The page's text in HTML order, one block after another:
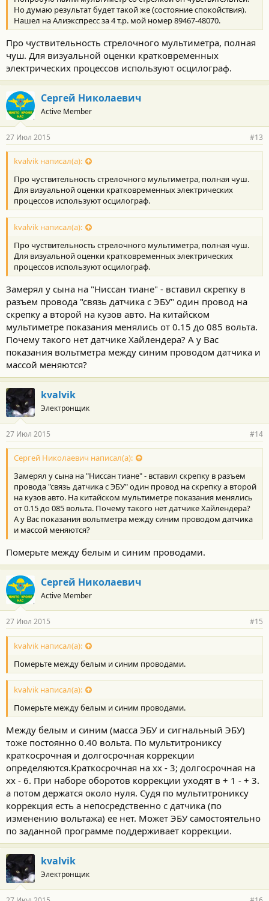
Но думаю результат будет такой же (состояние спокойствия).
Нашел на Алиэкспресс за 4 т.р. мой номер 89467-48070.
Про чуствительность стрелочного мультиметра, полная
чуш. Для визуальной оценки кратковременных
электрических процессов используют осцилограф.
Сергей Николаевич
Active Member
27 Июл 2015 #13
kvalvik написал(а):
Про чуствительность стрелочного мультиметра, полная чуш.
Для визуальной оценки кратковременных электрических
процессов используют осцилограф.
kvalvik написал(а):
Про чуствительность стрелочного мультиметра, полная чуш.
Для визуальной оценки кратковременных электрических
процессов используют осцилограф.
Замерял у сына на "Ниссан тиане" - вставил скрепку в
разъем провода "связь датчика с ЭБУ" один провод на
скрепку а второй на кузов авто. На китайском
мультиметре показания менялись от 0.15 до 085 вольта.
Почему такого нет датчике Хайлендера? А у Вас
показания вольтметра между синим проводом датчика и
массой меняются?
kvalvik
Электронщик
27 Июл 2015 #14
Сергей Николаевич написал(а):
Замерял у сына на "Ниссан тиане" - вставил скрепку в разъем
провода "связь датчика с ЭБУ" один провод на скрепку а второй
на кузов авто. На китайском мультиметре показания менялись
от 0.15 до 085 вольта. Почему такого нет датчике Хайлендера?
А у Вас показания вольтметра между синим проводом датчика
и массой меняются?
Померьте между белым и синим проводами.
Сергей Николаевич
Active Member
27 Июл 2015 #15
kvalvik написал(а):
Померьте между белым и синим проводами.
kvalvik написал(а):
Померьте между белым и синим проводами.
Между белым и синим (масса ЭБУ и сигнальный ЭБУ)
тоже постоянно 0.40 вольта. По мультитрониксу
краткосрочная и долгосрочная коррекции
определяются.Краткосрочная на хх - 3; долгосрочная на
хх - 6. При наборе оборотов коррекции уходят в + 1 - + 3.
а потом держатся около нуля. Судя по мультитрониксу
коррекция есть а непосредственно с датчика (по
изменению вольтажа) ее нет. Может ЭБУ самостоятельно
по заданной программе поддерживает коррекции.
kvalvik
Электронщик